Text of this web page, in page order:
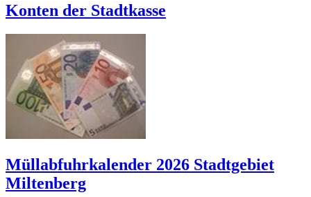
Konten der Stadtkasse
Müllabfuhrkalender 2026 Stadtgebiet
Miltenberg